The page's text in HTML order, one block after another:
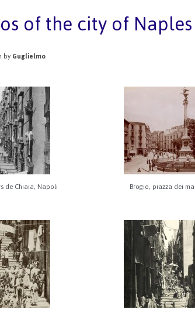
of the city of Naples
byGuglielmo
de Chiaia, Napoli Brogio, piazza dei